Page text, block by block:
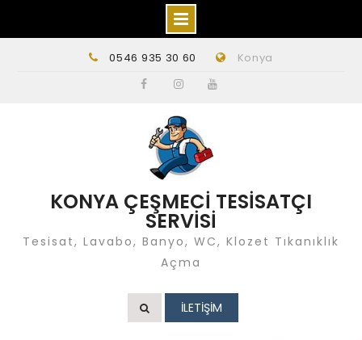
0546 935 30 60 Konya
KONYA ÇEŞMECİ TESİSATÇI
SERVİSİ
Tesisat, Lavabo, Banyo, WC, Klozet Tıkanıklık
Açma
İLETİŞİM